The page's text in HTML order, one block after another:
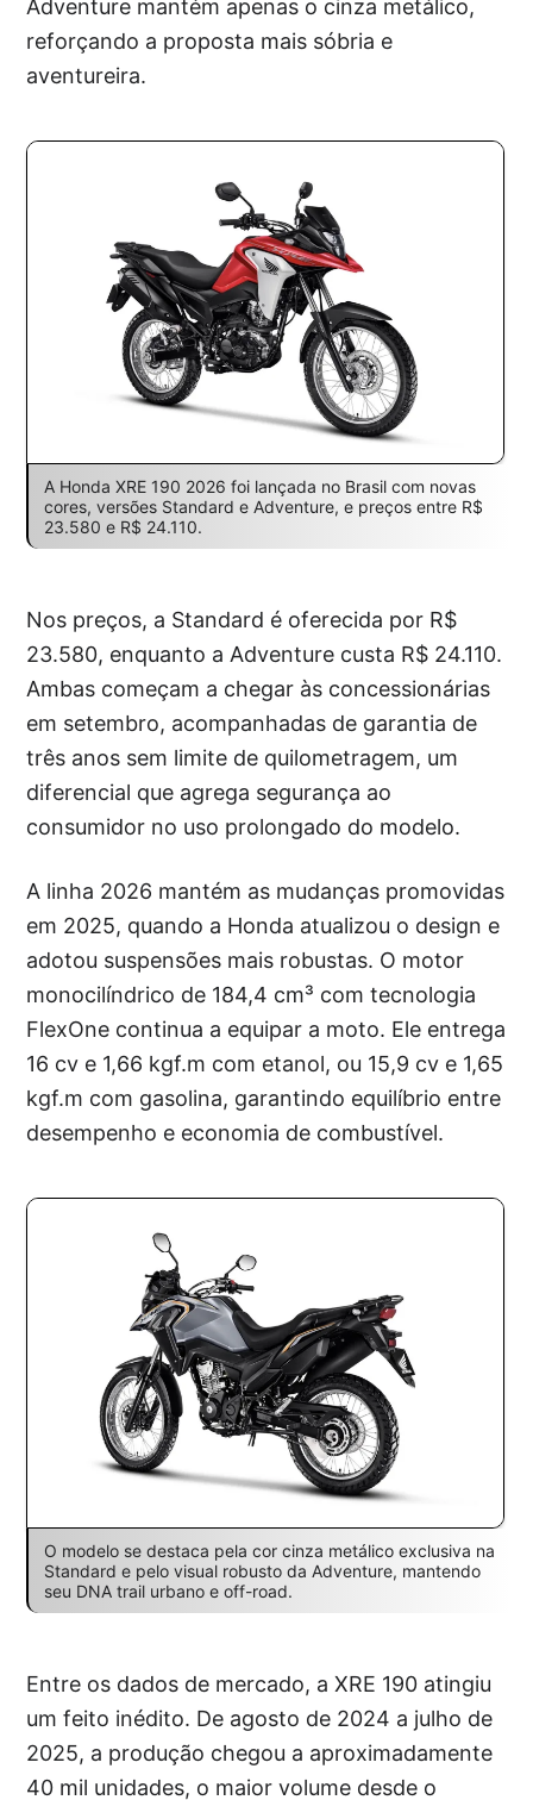
Adventure mantém apenas o cinza metálico,
reforçando a proposta mais sóbria e
aventureira.
A Honda XRE 190 2026 foi lançada no Brasil com novas
cores, versões Standard e Adventure, e preços entre R$
23.580 e R$ 24.110.
Nos preços, a Standard é oferecida por R$
23.580, enquanto a Adventure custa R$ 24.110.
Ambas começam a chegar às concessionárias
em setembro, acompanhadas de garantia de
três anos sem limite de quilometragem, um
diferencial que agrega segurança ao
consumidor no uso prolongado do modelo.
A linha 2026 mantém as mudanças promovidas
em 2025, quando a Honda atualizou o design e
adotou suspensões mais robustas. O motor
monocilíndrico de 184,4 cm³ com tecnologia
FlexOne continua a equipar a moto. Ele entrega
16 cv e 1,66 kgf.m com etanol, ou 15,9 cv e 1,65
kgf.m com gasolina, garantindo equilíbrio entre
desempenho e economia de combustível.
O modelo se destaca pela cor cinza metálico exclusiva na
Standard e pelo visual robusto da Adventure, mantendo
seu DNA trail urbano e off-road.
Entre os dados de mercado, a XRE 190 atingiu
um feito inédito. De agosto de 2024 a julho de
2025, a produção chegou a aproximadamente
40 mil unidades, o maior volume desde o